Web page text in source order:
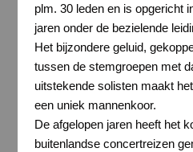
plm. 30 leden en is opgericht
jaren onder de bezielende
Het bijzondere geluid,
tussen de stemgroepen met
uitstekende solisten maakt
een uniek mannenkoor.
De afgelopen jaren heeft het
buitenlandse concertreizen